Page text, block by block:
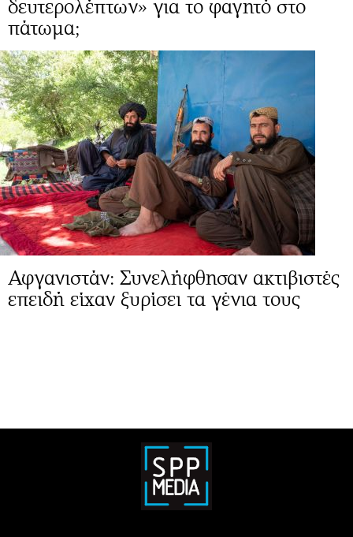
δευτερολέπτων» για το φαγητό στο
πάτωμα;
Αφγανιστάν: Συνελήφθησαν ακτιβιστές
επειδή είχαν ξυρίσει τα γένια τους